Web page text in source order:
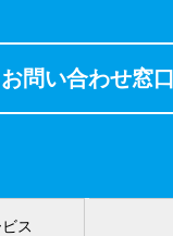
お問い合わせ窓口
ス